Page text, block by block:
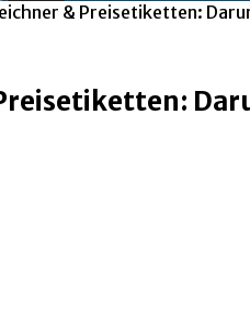
& Preisetiketten: